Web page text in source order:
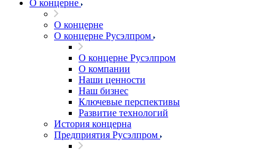
О концерне
О концерне
О концерне Русэлпром
О концерне Русэлпром
О компании
Наши ценности
Наш бизнес
Ключевые перспективы
Развитие технологий
История концерна
Предприятия Русэлпром